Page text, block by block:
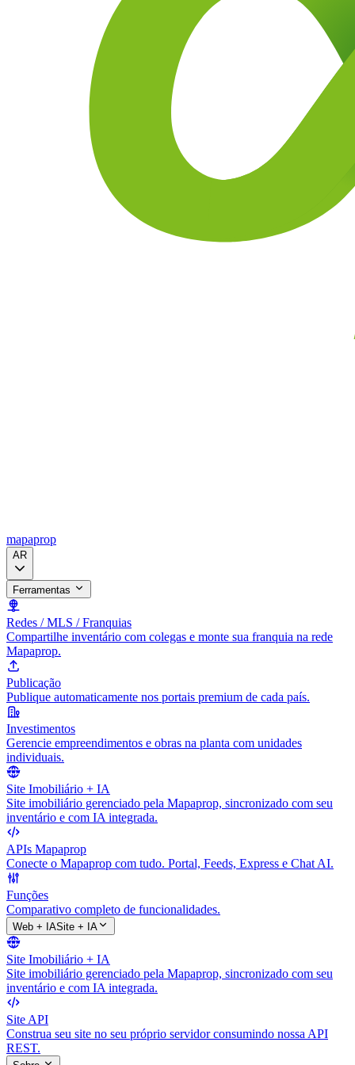
mapaprop
AR
Ferramentas
Redes / MLS / Franquias
Compartilhe inventário com colegas e monte sua franquia na rede
Mapaprop.
Publicação
Publique automaticamente nos portais premium de cada país.
Investimentos
Gerencie empreendimentos e obras na planta com unidades
individuais.
Site Imobiliário + IA
Site imobiliário gerenciado pela Mapaprop, sincronizado com seu
inventário e com IA integrada.
APIs Mapaprop
Conecte o Mapaprop com tudo. Portal, Feeds, Express e Chat AI.
Funções
Comparativo completo de funcionalidades.
Web + IASite + IA
Site Imobiliário + IA
Site imobiliário gerenciado pela Mapaprop, sincronizado com seu
inventário e com IA integrada.
Site API
Construa seu site no seu próprio servidor consumindo nossa API
REST.